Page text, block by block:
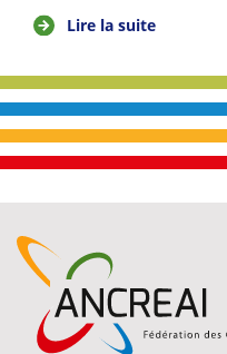
Lire la suite